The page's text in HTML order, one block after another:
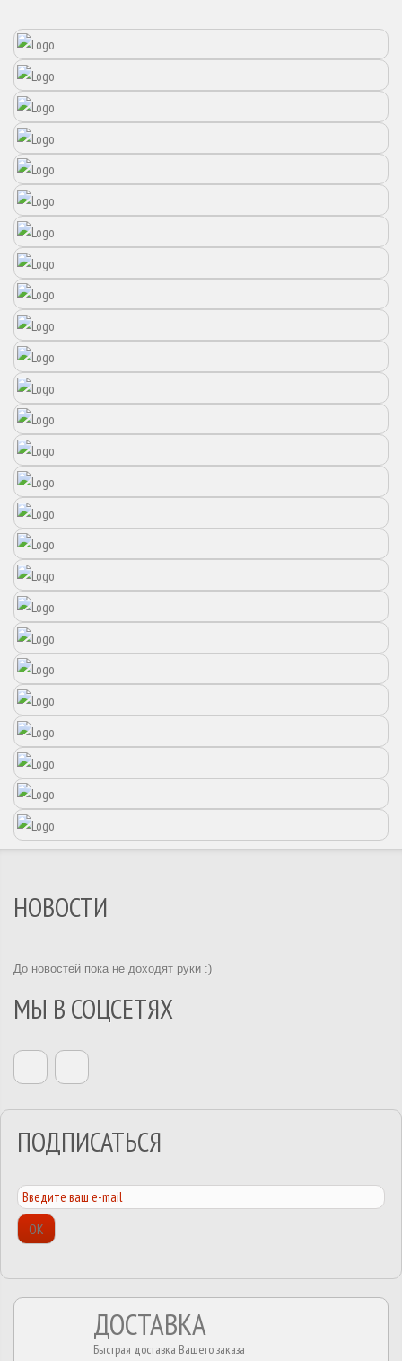
НОВОСТИ
До новостей пока не доходят руки :)
МЫ В СОЦСЕТЯХ
ПОДПИСАТЬСЯ
ОК
ДОСТАВКА
Быстрая доставка Вашего заказа